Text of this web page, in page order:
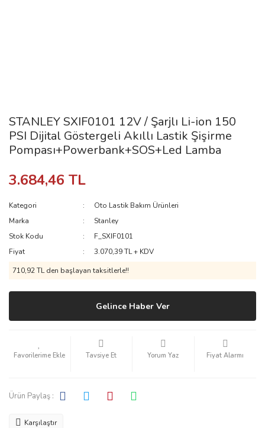
STANLEY SXIF0101 12V / Şarjlı Li-ion 150
PSI Dijital Göstergeli Akıllı Lastik Şişirme
Pompası+Powerbank+SOS+Led Lamba
3.684,46 TL
Kategori
Oto Lastik Bakım Ürünleri
Marka
Stanley
Stok Kodu
F_SXIF0101
Fiyat
3.070,39 TL + KDV
710,92 TL den başlayan taksitlerle!!
Gelince Haber Ver
Tavsiye Et Yorum Yaz Fiyat Alarmı
Ürün Paylaş :
Karşılaştır